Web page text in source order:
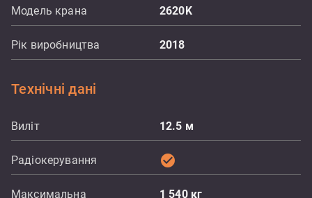
Модель крана 2620K
Рік виробництва 2018
Технічні дані
Виліт 12.5 м
Радіокерування check_circle
Максимальна
1 540 кг